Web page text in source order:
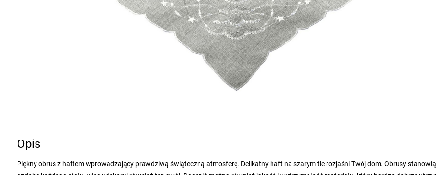
Opis
Piękny obrus z haftem wprowadzający prawdziwą świąteczną atmosferę. Delikatny haft na szarym tle rozjaśni Twój dom. Obrusy stanowią